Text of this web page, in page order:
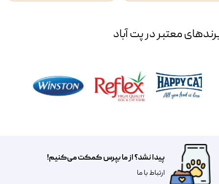
معتبر در پت آباد
پیدا نشد؟ از ما بپرس کمکت می‌کنیم!
​​​ارتباط با ما